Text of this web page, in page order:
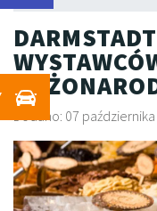
Dodano: 07